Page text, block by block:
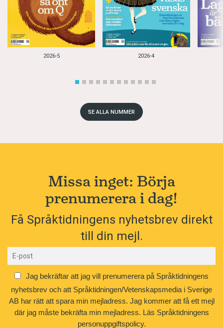
2026-5 2026-4
SE ALLA NUMMER
Missa inget: Börja
prenumerera i dag!
Få Språktidningens nyhetsbrev direkt
till din mejl.
Jag bekräftar att jag vill prenumerera på Språktidningens
nyhetsbrev och att Språktidningen/Vetenskapsmedia i Sverige
AB har rätt att spara min mejladress. Jag kommer att få ett mejl
där jag måste bekräfta min mejladress. Läs Språktidningens
personuppgiftspolicy.